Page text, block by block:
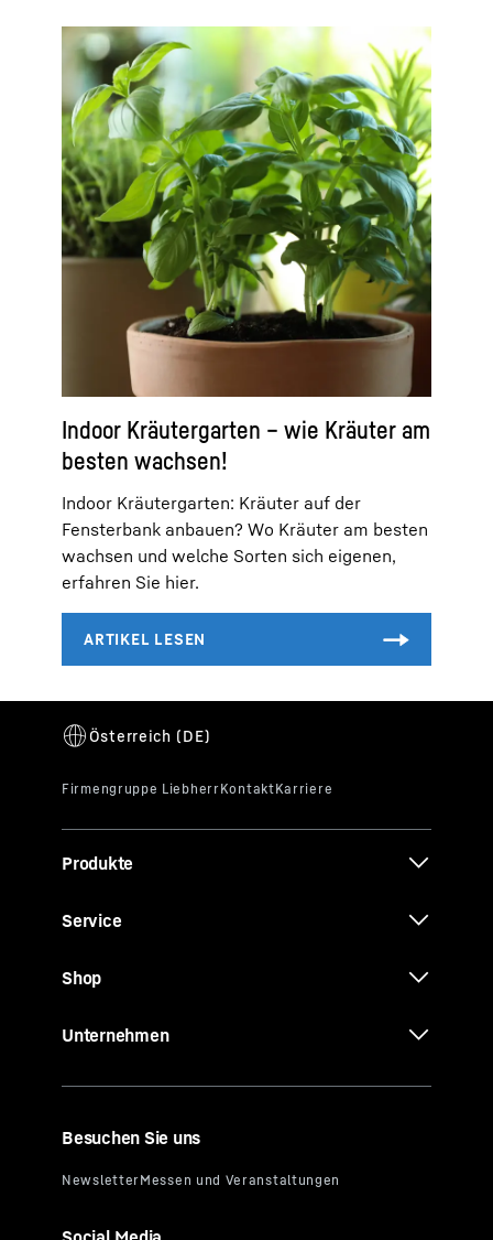
Indoor Kräutergarten – wie Kräuter am
besten wachsen!
Indoor Kräutergarten: Kräuter auf der
Fensterbank anbauen? Wo Kräuter am besten
wachsen und welche Sorten sich eigenen,
erfahren Sie hier.
Produkte
Service
Shop
Unternehmen
Besuchen Sie uns